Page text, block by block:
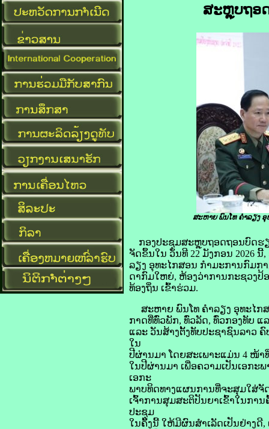
ສະຫຼຸບຖອ
ສະຫາຍ ພົນໂທ ຄໍາລຽງ ອຸ
ກອງປະຊຸມສະຫຼຸບຖອດຖອນບົດຮຽ
ຈັດຂຶ້ນໃນ ວັນທີ 22 ມັງກອນ 2026
ລຽງ ອຸທະໄກສອນ ກໍາມະການກົມກ
ດາກົມໃຫຍ່, ຫ້ອງວ່າການກະຊວງປ້
ທ້ອງຖິ່ນ ເຂົ້າຮ່ວມ.
ສະຫາຍ ພົນໂທ ຄໍາລຽງ ອຸທະໄກ
ກາດທີ່ທົ່ວພັກ, ທົ່ວລັດ, ທົ່ວກອງທັບ
ແລະ ວັນສ້າງຕັ້ງທັບປະຊາຊົນລາວ
ໃນ
ປີຜ່ານມາ ໂດຍສະເພາະແມ່ນ 4 ໜ້າ
ໃນປີຜ່ານມາ ເພື່ອຄວາມເປັນເອກ
ເອກະ
ພາບທິດທາງແຜນການທີ່ຈະສຸມໃສ່ຈັ
ເຈົ້າການສຸມສະຕິປັນຍາເຂົ້າໃນກາ
ປະຊຸມ
ໃນຄັ້ງນີ້ ໃຫ້ມີຜົນສໍາເລັດເປັນຢ່າງ